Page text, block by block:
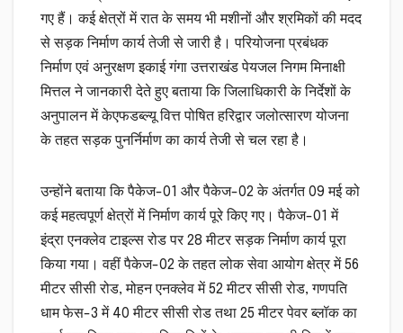
गए हैं। कई क्षेत्रों में रात के समय भी मशीनों और श्रमिकों की मदद
से सड़क निर्माण कार्य तेजी से जारी है। परियोजना प्रबंधक
निर्माण एवं अनुरक्षण इकाई गंगा उत्तराखंड पेयजल निगम मिनाक्षी
मित्तल ने जानकारी देते हुए बताया कि जिलाधिकारी के निर्देशों के
अनुपालन में केएफडब्ल्यू वित्त पोषित हरिद्वार जलोत्सारण योजना
के तहत सड़क पुनर्निर्माण का कार्य तेजी से चल रहा है।
उन्होंने बताया कि पैकेज-01 और पैकेज-02 के अंतर्गत 09 मई को
कई महत्वपूर्ण क्षेत्रों में निर्माण कार्य पूरे किए गए। पैकेज-01 में
इंद्रा एनक्लेव टाइल्स रोड पर 28 मीटर सड़क निर्माण कार्य पूरा
किया गया। वहीं पैकेज-02 के तहत लोक सेवा आयोग क्षेत्र में 56
मीटर सीसी रोड, मोहन एनक्लेव में 52 मीटर सीसी रोड, गणपति
धाम फेस-3 में 40 मीटर सीसी रोड तथा 25 मीटर पेवर ब्लॉक का